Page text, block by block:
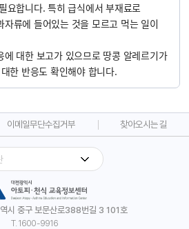
요합니다. 특히 급식에서 부재료로
류에 들어있는 것을 모르고 먹는 일이
에 대한 보고가 있으므로 땅콩 알레르기가
한 반응도 확인해야 합니다.
이메일무단수집거부 찾아오시는 길
시 중구 보문산로388번길 3 101호
T. 1600-9916